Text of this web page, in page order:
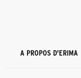
A PROPOS D'ERIMA